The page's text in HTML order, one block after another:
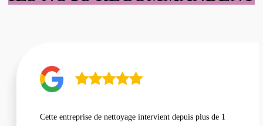
Cette entreprise de nettoyage intervient depuis plus de 1